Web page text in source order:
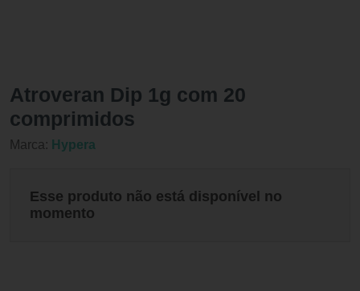
Atroveran Dip 1g com 20
comprimidos
Marca: Hypera
Esse produto não está disponível no
momento